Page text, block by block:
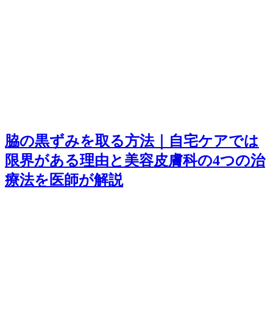
脇の黒ずみを取る方法｜自宅ケアでは
限界がある理由と美容皮膚科の4つの治
療法を医師が解説